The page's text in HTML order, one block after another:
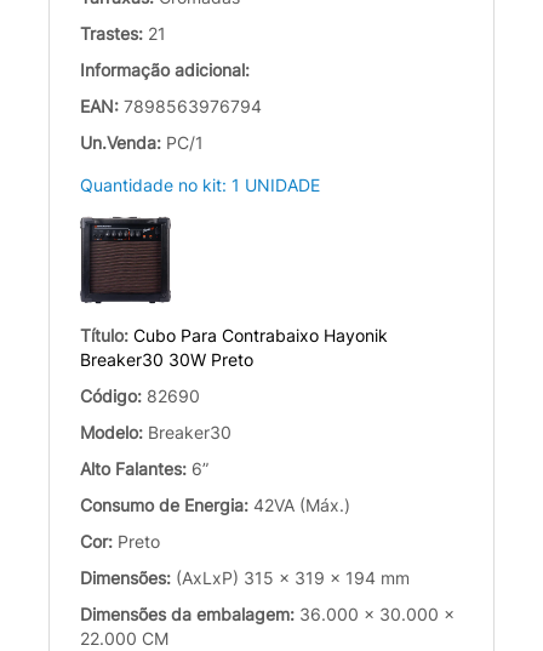
Trastes: 21
Informação adicional:
EAN: 7898563976794
Un.Venda: PC/1
Quantidade no kit: 1 UNIDADE
Título: Cubo Para Contrabaixo Hayonik
Breaker30 30W Preto
Código: 82690
Modelo: Breaker30
Alto Falantes: 6”
Consumo de Energia: 42VA (Máx.)
Cor: Preto
Dimensões: (AxLxP) 315 x 319 x 194 mm
Dimensões da embalagem: 36.000 x 30.000 x
22.000 CM